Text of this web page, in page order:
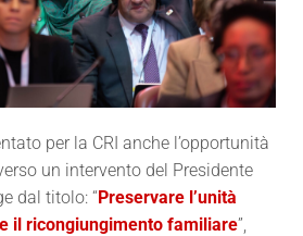
per la CRI anche l’opportunità
un intervento del Presidente
dal titolo: “Preservare l’unità
il ricongiungimento familiare”,